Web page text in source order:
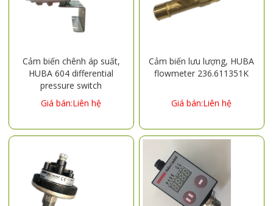
Cảm biến chênh áp suất,
HUBA 604 differential
pressure switch
604.9410000500 2000pa
Giá bán:Liên hệ
Cảm biến lưu lượng, HUBA
flowmeter 236.611351K
Giá bán:Liên hệ